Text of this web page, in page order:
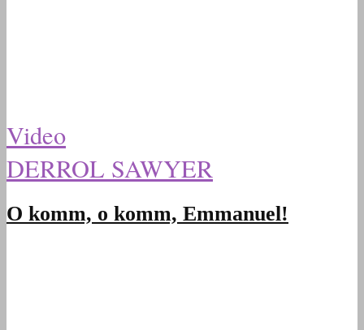
Video
DERROL SAWYER
O komm, o komm, Emmanuel!